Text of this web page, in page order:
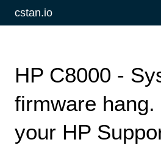
cstan.io
HP C8000 -
firmware
your HP